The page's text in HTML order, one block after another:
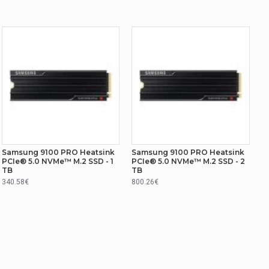
Samsung 9100 PRO Heatsink
PCIe® 5.0 NVMe™ M.2 SSD - 1
TB
340.58€
Samsung 9100 PRO Heatsink
PCIe® 5.0 NVMe™ M.2 SSD - 2
TB
800.26€